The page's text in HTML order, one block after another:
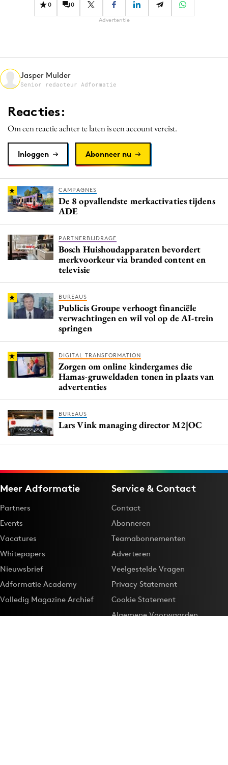
Effectiviteit
Martech
Media
Merkstrategie
Purpose Marketing
Reputatie & crisis
0 0
Advertentie
Jasper Mulder
Senior redacteur Adformatie
Reacties:
Om een reactie achter te laten is een account vereist.
Inloggen Abonneer nu
CAMPAGNES
De 8 opvallendste merkactivaties tijdens
ADE
PARTNERBIJDRAGE
Bosch Huishoudapparaten bevordert
merkvoorkeur via branded content en
televisie
BUREAUS
Publicis Groupe verhoogt financiële
verwachtingen en wil vol op de AI-trein
springen
DIGITAL TRANSFORMATION
Zorgen om online kindergames die
Hamas-gruweldaden tonen in plaats van
advertenties
BUREAUS
Lars Vink managing director M2|OC
Meer Adformatie
Partners
Events
Vacatures
Whitepapers
Nieuwsbrief
Adformatie Academy
Volledig Magazine Archief
Service & Contact
Contact
Abonneren
Teamabonnementen
Adverteren
Veelgestelde Vragen
Privacy Statement
Cookie Statement
Algemene Voorwaarden